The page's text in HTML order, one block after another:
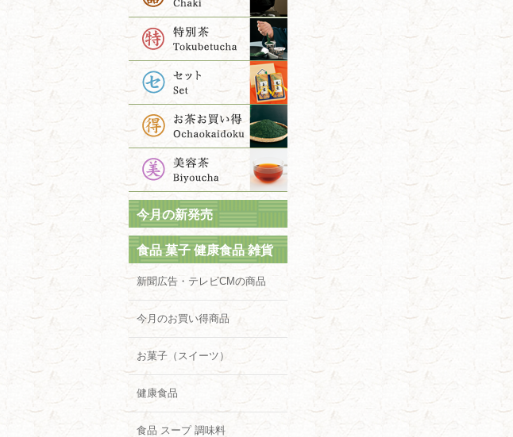
今月の新発売
食品 菓子 健康食品 雑貨
新聞広告・テレビCMの商品
今月のお買い得商品
お菓子（スイーツ）
健康食品
食品 スープ 調味料